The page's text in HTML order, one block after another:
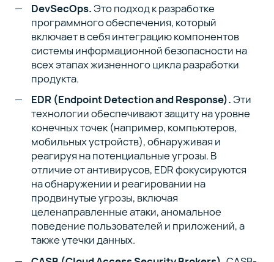
DevSecOps.Это подход к разработке
программного обеспечения, который
включает в себя интеграцию компонентов
системы информационной безопасности на
всех этапах жизненного цикла разработки
продукта.
EDR (Endpoint Detection and Response).Эти
технологии обеспечивают защиту на уровне
конечных точек (например, компьютеров,
мобильных устройств), обнаруживая и
реагируя на потенциальные угрозы. В
отличие от антивирусов, EDR фокусируются
на обнаружении и реагировании на
продвинутые угрозы, включая
целенаправленные атаки, аномальное
поведение пользователей и приложений, а
также утечки данных.